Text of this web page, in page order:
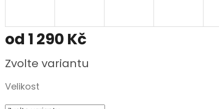
od 1 290 Kč
cena:
Zvolte variantu
Velikost